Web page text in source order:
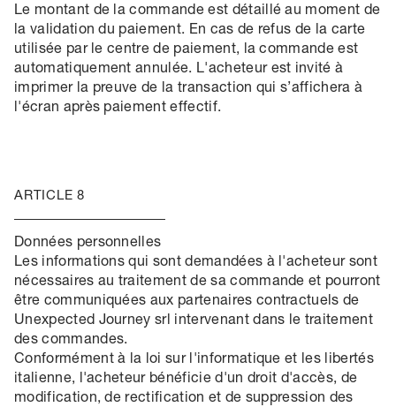
Le montant de la commande est détaillé au moment de
la validation du paiement. En cas de refus de la carte
utilisée par le centre de paiement, la commande est
automatiquement annulée. L'acheteur est invité à
imprimer la preuve de la transaction qui s’affichera à
l'écran après paiement effectif.
ARTICLE 8
Données personnelles
Les informations qui sont demandées à l'acheteur sont
nécessaires au traitement de sa commande et pourront
être communiquées aux partenaires contractuels de
Unexpected Journey srl intervenant dans le traitement
des commandes.
Conformément à la loi sur l'informatique et les libertés
italienne, l'acheteur bénéficie d'un droit d'accès, de
modification, de rectification et de suppression des